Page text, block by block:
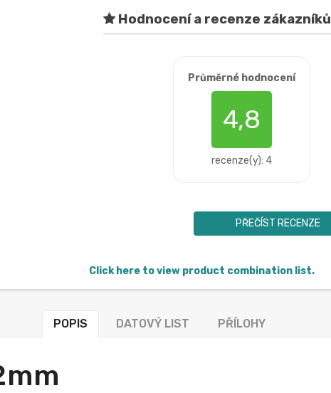
Hodnocení a recenze zákazníků
Průměrné hodnocení
4,8
recenze(y): 4
PŘEČÍST RECENZE
Click here to view product combination list.
POPIS DATOVÝ LIST PŘÍLOHY